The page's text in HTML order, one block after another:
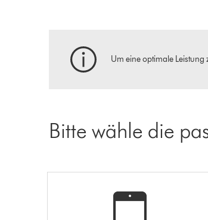
Um eine optimale Leistung
Bitte wähle die